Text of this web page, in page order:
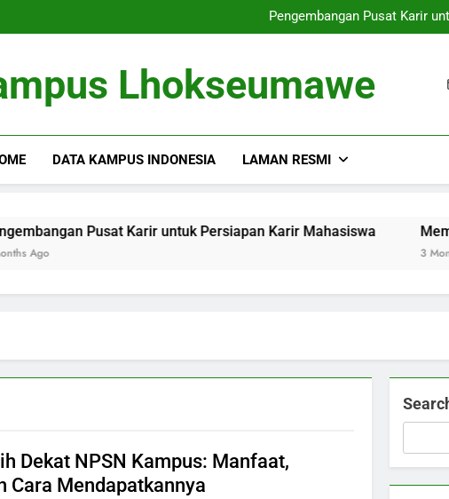
Pengembangan Pusat Karir
Memperbaiki Standar
Pengembangan Pusat Karir
Memperbaiki Standar
Lhokseumawe
DATA KAMPUS INDONESIA LAMAN RESMI
Pusat Karir untuk Persiapan Karir Mahasiswa Memperbaiki
3 Months Ago
Dekat NPSN Kampus: Manfaat,
Cara Mendapatkannya